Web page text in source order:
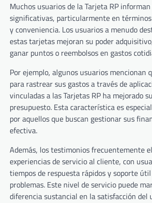
Muchos usuarios de la Tarjeta RP
significativas, particularmente en
y conveniencia. Los usuarios a menudo
estas tarjetas mejoran su poder
ganar puntos o reembolsos en gastos
Por ejemplo, algunos usuarios mencionan
para rastrear sus gastos a través de
vinculadas a las Tarjetas RP ha mejorado
presupuesto. Esta característica es
por aquellos que buscan gestionar sus
efectiva.
Además, los testimonios frecuentemente
experiencias de servicio al cliente, con
tiempos de respuesta rápidos y soporte
problemas. Este nivel de servicio puede
diferencia sustancial en la satisfacción del